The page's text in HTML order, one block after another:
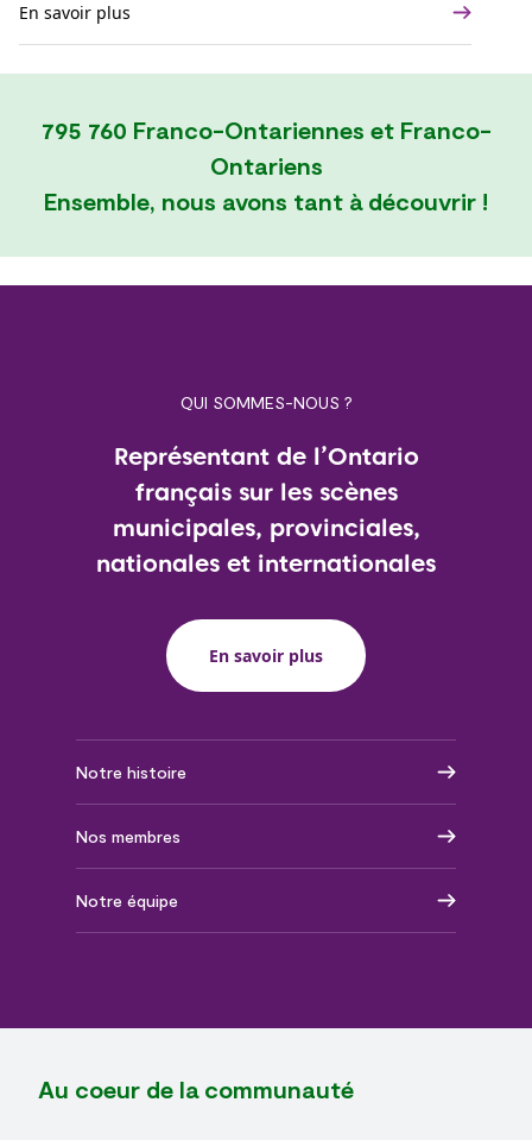
En savoir plus
795 760 Franco-Ontariennes et Franco-
Ontariens
Ensemble, nous avons tant à découvrir !
QUI SOMMES-NOUS ?
Représentant de l’Ontario
français sur les scènes
municipales, provinciales,
nationales et internationales
En savoir plus
Notre histoire
Nos membres
Notre équipe
Au coeur de la communauté